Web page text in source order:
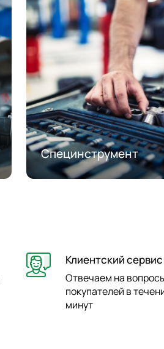
Специнструмент
Клиентский сервис
Отвечаем на
покупателей в
минут